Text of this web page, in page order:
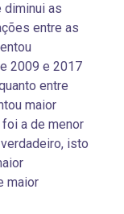
diminui as
entre as
2009 e 2017
entre
maior
a de menor
isto
maior